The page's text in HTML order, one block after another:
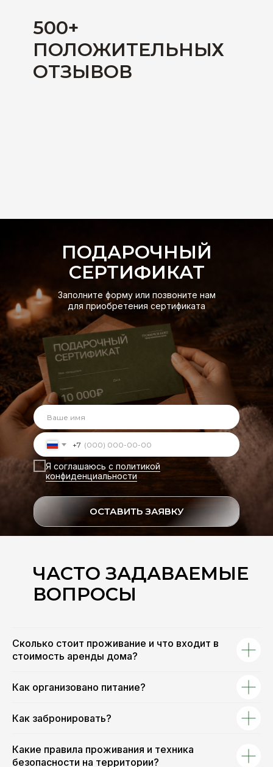
500+
ПОЛОЖИТЕЛЬНЫХ
ОТЗЫВОВ
ПОДАРОЧНЫЙ
СЕРТИФИКАТ
Заполните форму или позвоните нам
для приобретения сертификата
+7
Я соглашаюсь с политикой
конфиденциальности
ОСТАВИТЬ ЗАЯВКУ
ЧАСТО ЗАДАВАЕМЫЕ
ВОПРОСЫ
Сколько стоит проживание и что входит в
стоимость аренды дома?
Как организовано питание?
Как забронировать?
Какие правила проживания и техника
безопасности на территории?